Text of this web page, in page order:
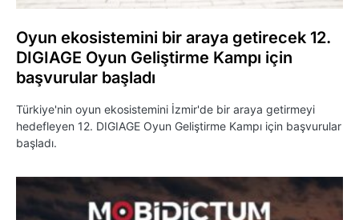
Oyun ekosistemini bir araya getirecek 12.
DIGIAGE Oyun Geliştirme Kampı için
başvurular başladı
Türkiye'nin oyun ekosistemini İzmir'de bir araya getirmeyi
hedefleyen 12. DIGIAGE Oyun Geliştirme Kampı için başvurular
başladı.